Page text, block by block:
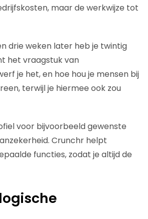
maar de werkwijze tot
drie weken later heb je twintig
het vraagstuk van
je het, en hoe hou je mensen bij
terwijl je hiermee ook zou
voor bijvoorbeeld gewenste
Crunchr helpt
functies, zodat je altijd de